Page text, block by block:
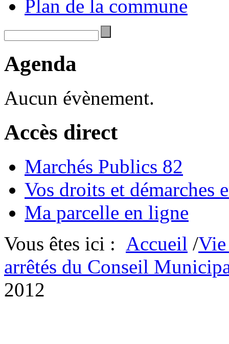
Plan de la commune
Agenda
Aucun évènement.
Accès direct
Marchés Publics 82
Vos droits et démarches
Ma parcelle en ligne
Vous êtes ici : Accueil /
arrêtés du Conseil
2012